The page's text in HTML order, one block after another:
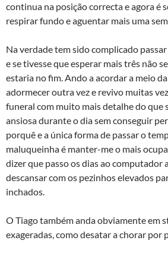
continua na posição correcta e agora é
respirar fundo e aguentar mais uma
Na verdade tem sido complicado
e se tivesse que esperar mais três não
estaria no fim. Ando a acordar a meio
adormecer outra vez e revivo muitas
funeral com muito mais detalhe do que
ansiosa durante o dia sem conseguir
porquê e a única forma de passar o
maluqueinha é manter-me o mais
dizer que passo os dias ao computador
descansar com os pezinhos elevados
inchados.
O Tiago também anda obviamente em
exageradas, como desatar a chorar por